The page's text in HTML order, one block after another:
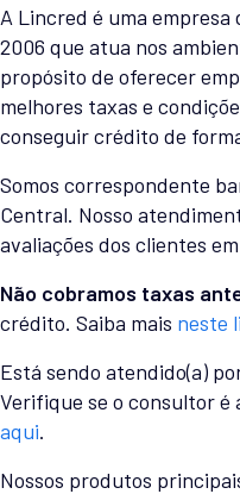
A Lincred é uma
2006 que atua nos
propósito de oferecer
melhores taxas e
conseguir crédito de
Somos correspondente
Central. Nosso
avaliações dos clientes
Não cobramos taxas
crédito. Saiba mais neste
Está sendo atendido(a)
Verifique se o consultor
aqui.
Nossos produtos